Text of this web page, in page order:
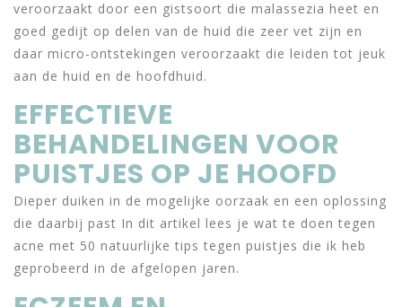
veroorzaakt door een gistsoort die malassezia heet en
goed gedijt op delen van de huid die zeer vet zijn en
daar micro-ontstekingen veroorzaakt die leiden tot jeuk
aan de huid en de hoofdhuid.
EFFECTIEVE
BEHANDELINGEN VOOR
PUISTJES OP JE HOOFD
Dieper duiken in de mogelijke oorzaak en een oplossing
die daarbij past In dit artikel lees je wat te doen tegen
acne met 50 natuurlijke tips tegen puistjes die ik heb
geprobeerd in de afgelopen jaren.